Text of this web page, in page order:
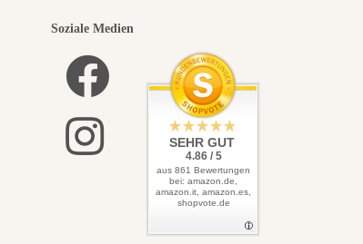
Soziale Medien
SEHR GUT
4.86 / 5
aus 861 Bewertungen
bei: amazon.de,
amazon.it, amazon.es,
shopvote.de